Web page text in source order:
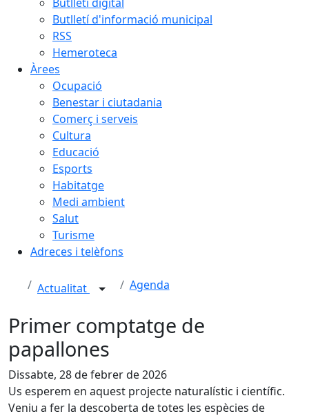
Butlletí d'informació municipal
RSS
Hemeroteca
Àrees
Ocupació
Benestar i ciutadania
Comerç i serveis
Cultura
Educació
Esports
Habitatge
Medi ambient
Salut
Turisme
Adreces i telèfons
Actualitat Agenda
Primer comptatge de
papallones
Dissabte, 28 de febrer de 2026
Us esperem en aquest projecte naturalístic i científic.
Veniu a fer la descoberta de totes les espècies de